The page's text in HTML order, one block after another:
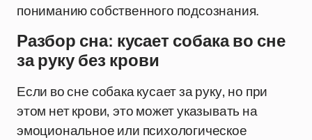
пониманию собственного подсознания.
Разбор сна: кусает собака во сне
за руку без крови
Если во сне собака кусает за руку, но при
этом нет крови, это может указывать на
эмоциональное или психологическое